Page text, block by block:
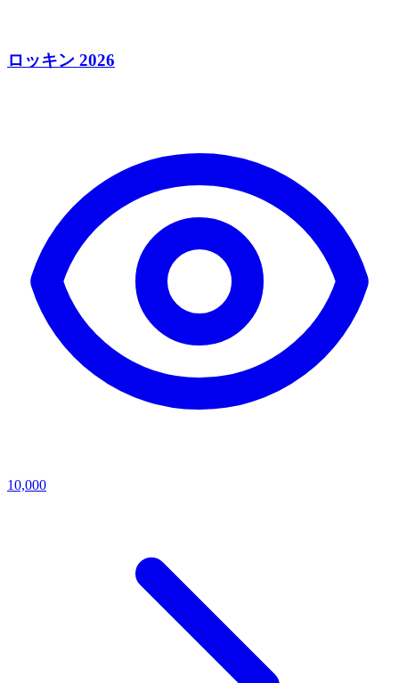
ロッキン 2026
10,000